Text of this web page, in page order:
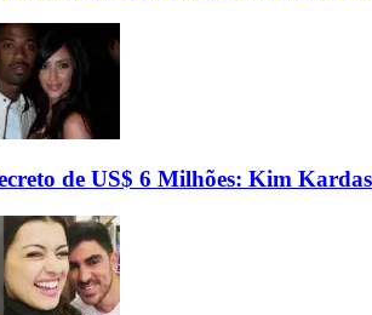
de US$ 6 Milhões: Kim